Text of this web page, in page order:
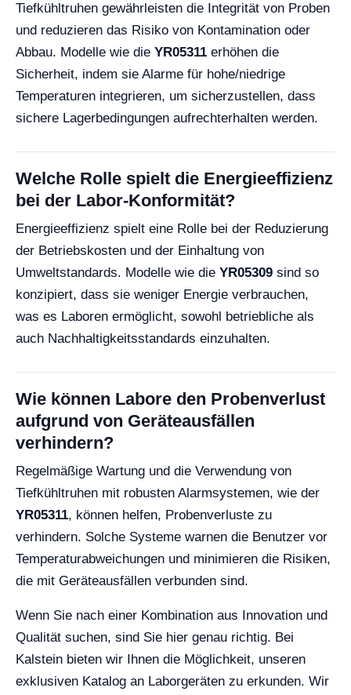
Tiefkühltruhen gewährleisten die Integrität von Proben
und reduzieren das Risiko von Kontamination oder
Abbau. Modelle wie die YR05311 erhöhen die
Sicherheit, indem sie Alarme für hohe/niedrige
Temperaturen integrieren, um sicherzustellen, dass
sichere Lagerbedingungen aufrechterhalten werden.
Welche Rolle spielt die Energieeffizienz
bei der Labor-Konformität?
Energieeffizienz spielt eine Rolle bei der Reduzierung
der Betriebskosten und der Einhaltung von
Umweltstandards. Modelle wie die YR05309 sind so
konzipiert, dass sie weniger Energie verbrauchen,
was es Laboren ermöglicht, sowohl betriebliche als
auch Nachhaltigkeitsstandards einzuhalten.
Wie können Labore den Probenverlust
aufgrund von Geräteausfällen
verhindern?
Regelmäßige Wartung und die Verwendung von
Tiefkühltruhen mit robusten Alarmsystemen, wie der
YR05311, können helfen, Probenverluste zu
verhindern. Solche Systeme warnen die Benutzer vor
Temperaturabweichungen und minimieren die Risiken,
die mit Geräteausfällen verbunden sind.
Wenn Sie nach einer Kombination aus Innovation und
Qualität suchen, sind Sie hier genau richtig. Bei
Kalstein bieten wir Ihnen die Möglichkeit, unseren
exklusiven Katalog an Laborgeräten zu erkunden. Wir